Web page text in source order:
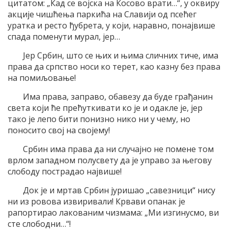
цитатом: „Кад се војска на Косово врати…“, у оквиру
акције чишћења паркића на Славији од псећег
уратка и ресто ђубрета, у који, наравно, понајвише
спада поменути мурал, јер…
Јер Србин, што се њих и њима сличних тиче, има
права да српство носи ко терет, као казну без права
на помиљовање!
Има права, заправо, обавезу да буде грађанин
света који ће прећуткивати ко је и одакле је, јер
тако је лепо бити понизно нико ни у чему, но
поносито свој на својему!
Србин има права да ни случајно не помене том
врлом западном полусвету да је управо за његову
слободу пострадао највише!
Док је и мртав Србин јуришао „савезници“ нису
ни из ровова извиривали! Крвави опанак је
рапортирао лакованим чизмама: „Ми изгинусмо, ви
сте слободни…“!